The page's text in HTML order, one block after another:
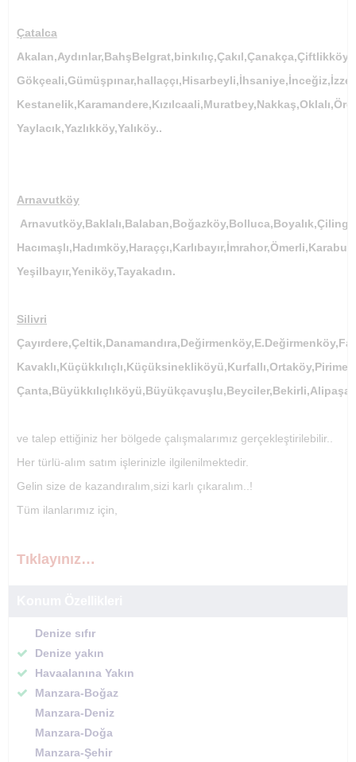
Çatalca
Yaylacık,Yazlıkköy,Yalıköy..
Arnavutköy
Yeşilbayır,Yeniköy,Tayakadın.
Silivri
ve talep ettiğiniz her bölgede çalışmalarımız gerçekleştirilebilir..
Her türlü-alım satım işlerinizle ilgilenilmektedir.
Gelin size de kazandıralım,sizi karlı çıkaralım..!
Tüm ilanlarımız için,
Tıklayınız…
Denize sıfır
Denize yakın
Havaalanına Yakın
Manzara-Boğaz
Manzara-Deniz
Manzara-Doğa
Manzara-Şehir